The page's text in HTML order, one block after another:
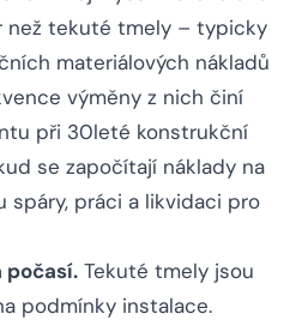
než tekuté tmely – typicky
materiálových nákladů
výměny z nich činí
při 30leté konstrukční
se započítají náklady na
spáry, práci a likvidaci pro
počasí. Tekuté tmely jsou
podmínky instalace.